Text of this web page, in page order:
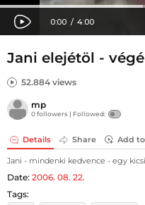
Jani elejétöl -
52.884 views
mp
0 followers | Followed:
Details Share Add to
Jani - mindenki kedvence - egy
Date: 2006. 08. 22.
Tags: